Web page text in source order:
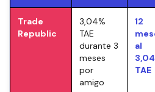
Trade
Republic
3,04%
TAE
durante 3
meses
por
amigo
12
al
TAE